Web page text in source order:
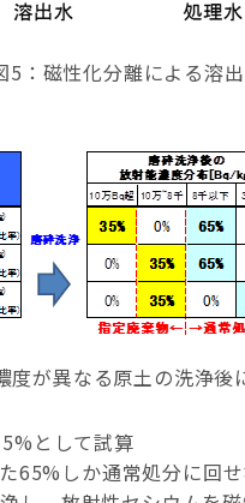
5：磁性化分離による溶
度が異なる原土の洗浄
として試算
しか通常処分に回せ